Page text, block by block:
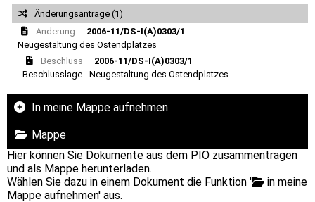
Änderungsanträge (1)
Änderung
2006-11/DS-I(A)0303/1
Neugestaltung des Ostendplatzes
Beschluss
2006-11/DS-I(A)0303/1
Beschlusslage - Neugestaltung des Ostendplatzes
In meine Mappe aufnehmen
Mappe
Hier können Sie Dokumente aus dem PIO zusammentragen
und als Mappe herunterladen.
Wählen Sie dazu in einem Dokument die Funktion '
in meine
Mappe aufnehmen' aus.